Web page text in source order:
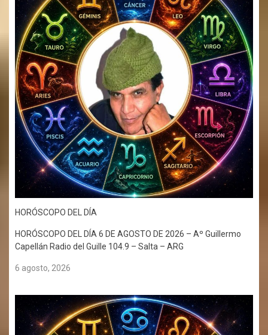
HORÓSCOPO DEL DÍA
HORÓSCOPO DEL DÍA 6 DE AGOSTO DE 2026 – Aº Guillermo
Capellán Radio del Guille 104.9 – Salta – ARG
6 agosto, 2026